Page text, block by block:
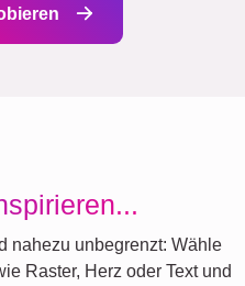
nahezu unbegrenzt: Wähle
Raster, Herz oder Text und